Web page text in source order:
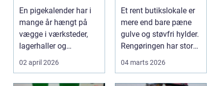
året rundt
En pigekalender har i
mange år hængt på
vægge i værksteder,
lagerhaller og
frokoststuer over hele
02 april 2026
butik, kunderne
har lyst til at
komme tilbage til
Et rent butikslokale er
mere end bare pæne
gulve og støvfri hylder.
Rengøringen har stor
betydning f...
04 marts 2026